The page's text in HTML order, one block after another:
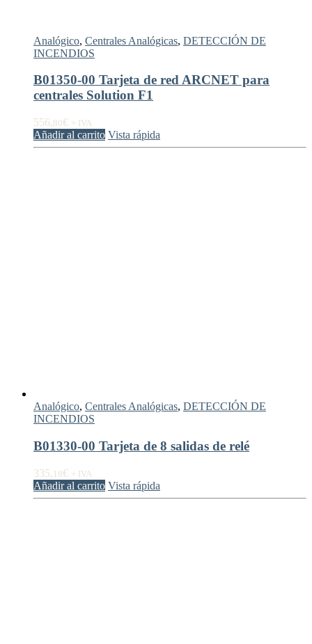
Analógico, Centrales Analógicas, DETECCIÓN DE
INCENDIOS
B01350-00 Tarjeta de red ARCNET para
centrales Solution F1
556,80€ + IVA
Añadir al carrito Vista rápida
Analógico, Centrales Analógicas, DETECCIÓN DE
INCENDIOS
B01330-00 Tarjeta de 8 salidas de relé
335, 18€ + IVA
Añadir al carrito Vista rápida